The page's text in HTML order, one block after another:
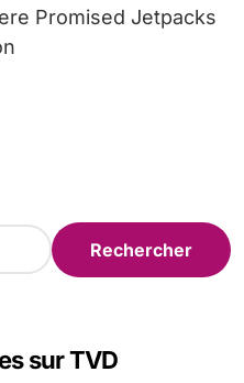
Promised Jetpacks
sur TVD